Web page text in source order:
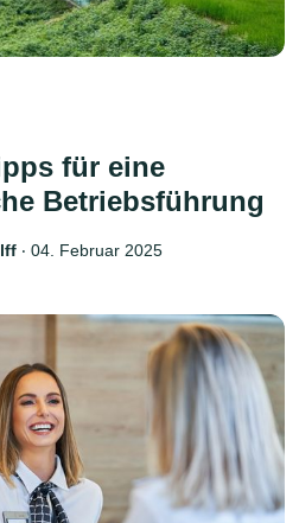
für eine
Betriebsführung
‧ 04. Februar 2025